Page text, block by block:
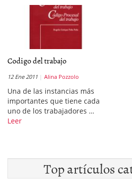
Codigo del trabajo
12 Ene 2011 Alina Pozzolo
Una de las instancias más
importantes que tiene cada
uno de los trabajadores …
Leer
Top artículos